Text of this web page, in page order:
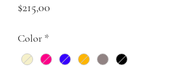
$215,00
Color *